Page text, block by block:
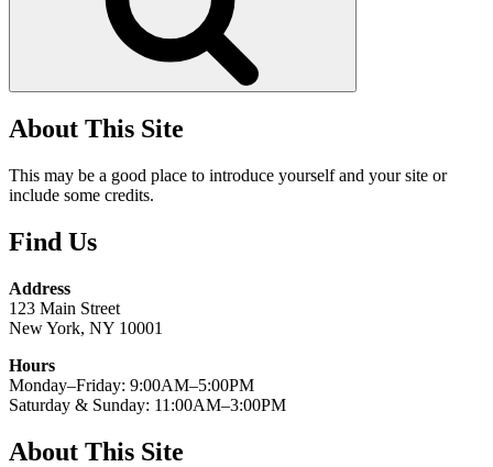
About This Site
This may be a good place to introduce yourself and your site or
include some credits.
Find Us
Address
123 Main Street
New York, NY 10001
Hours
Monday–Friday: 9:00AM–5:00PM
Saturday & Sunday: 11:00AM–3:00PM
About This Site